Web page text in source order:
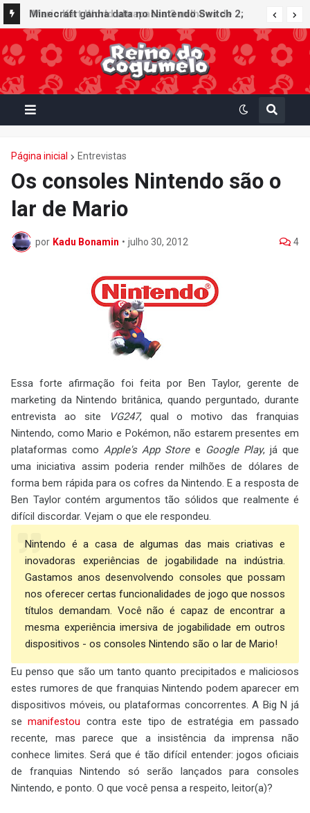
Minecraft ganha data no Nintendo Switch 2;
Super Mario Mash-Up receberá atualização
gráfica exclusiva
Página inicial Entrevistas
Os consoles Nintendo são o
lar de Mario
por Kadu Bonamin • julho 30, 2012 4
Essa forte afirmação foi feita por Ben Taylor, gerente de
marketing da Nintendo britânica, quando perguntado, durante
entrevista ao site
VG247, qual o motivo das franquias
Nintendo, como Mario e Pokémon, não estarem presentes em
plataformas comoApple's App Storee Google Play, já que
uma iniciativa assim poderia render milhões de dólares de
forma bem rápida para os cofres da Nintendo. E a resposta de
Ben Taylor contém argumentos tão sólidos que realmente é
difícil discordar. Vejam o que ele respondeu.
Nintendo é a casa de algumas das mais criativas e
inovadoras experiências de jogabilidade na indústria.
Gastamos anos desenvolvendo consoles que possam
nos oferecer certas funcionalidades de jogo que nossos
títulos demandam. Você não é capaz de encontrar a
mesma experiência imersiva de jogabilidade em outros
dispositivos - os consoles Nintendo são o lar de Mario!
Eu penso que são um tanto quanto precipitados e maliciosos
estes rumores de que franquias Nintendo podem aparecer em
dispositivos móveis, ou plataformas concorrentes. A Big N já
semanifestou contra este tipo de estratégia em passado
recente, mas parece que a insistência da imprensa não
conhece limites. Será que é tão difícil entender: jogos oficiais
de franquias Nintendo só serão lançados para consoles
Nintendo, e ponto. O que você pensa a respeito, leitor(a)?